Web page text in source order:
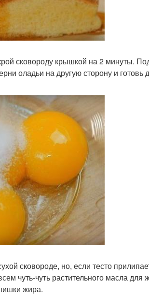
сковороду крышкой на 2 минуты.
оладьи на другую сторону и готовь
сковороде, но, если тесто
чуть-чуть растительного масла для
жира.